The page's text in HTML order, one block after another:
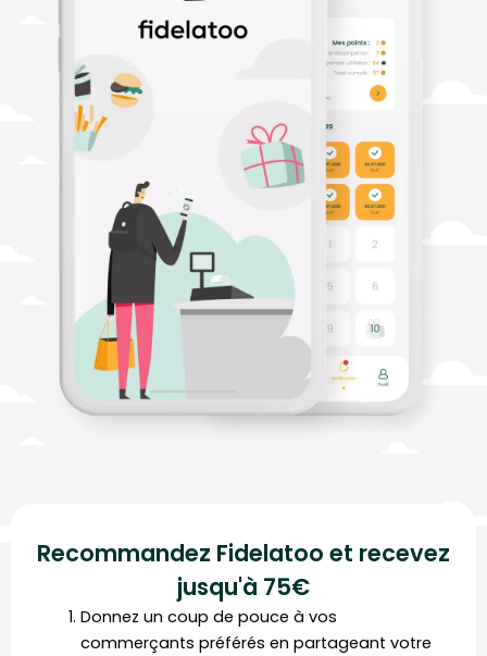
Recommandez Fidelatoo et recevez
jusqu'à 75€
Donnez un coup de pouce à vos
commerçants préférés en partageant votre